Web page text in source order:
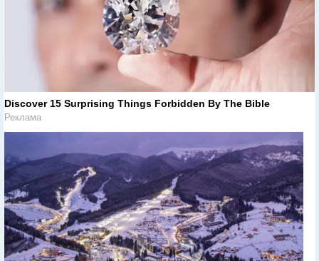
Discover 15 Surprising Things Forbidden By The Bible
Реклама